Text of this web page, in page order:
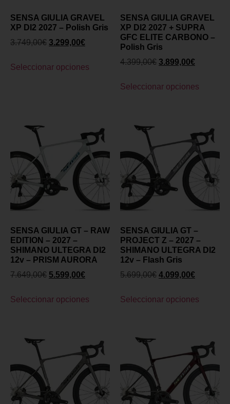
SENSA GIULIA GRAVEL
XP DI2 2027 – Polish Gris
3.749,00€ 3.299,00€
Seleccionar opciones
SENSA GIULIA GRAVEL
XP DI2 2027 + SUPRA
GFC ELITE CARBONO –
Polish Gris
4.399,00€ 3.899,00€
Seleccionar opciones
SENSA GIULIA GT – RAW
EDITION – 2027 –
SHIMANO ULTEGRA DI2
12v – PRISM AURORA
7.649,00€ 5.599,00€
Seleccionar opciones
SENSA GIULIA GT –
PROJECT Z – 2027 –
SHIMANO ULTEGRA DI2
12v – Flash Gris
5.699,00€ 4.099,00€
Seleccionar opciones